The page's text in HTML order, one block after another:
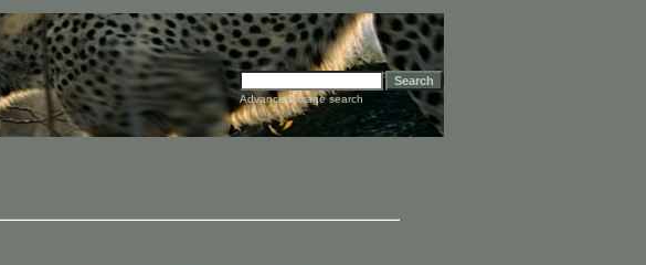
Advanced image search